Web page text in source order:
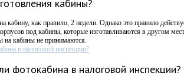
кабины?
кабину, как правило, 2 недели. Однако это правило
под кабины, которые изготавливаются в другом
на кабины не принимаются.
в налоговой инспекции?
фотокабина в налоговой инспекции?